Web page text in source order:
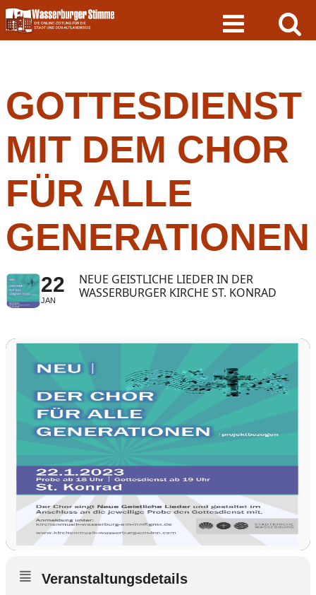
Skip
to
content
GOTTESDIENST
MIT DEM CHOR
FÜR ALLE
GENERATIONEN
22
JAN
NEUE GEISTLICHE LIEDER IN DER
WASSERBURGER KIRCHE ST. KONRAD
Veranstaltungsdetails